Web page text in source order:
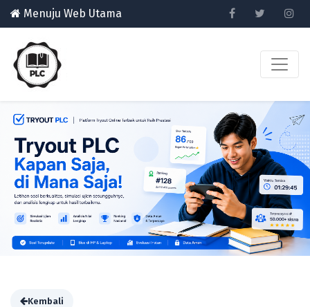
Menuju Web Utama
Kembali